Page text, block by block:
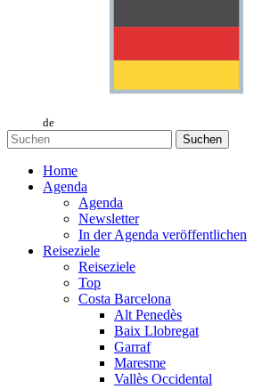
de
Suchen
Home
Agenda
Agenda
Newsletter
In der Agenda veröffentlichen
Reiseziele
Reiseziele
Top
Costa Barcelona
Alt Penedès
Baix Llobregat
Garraf
Maresme
Vallès Occidental